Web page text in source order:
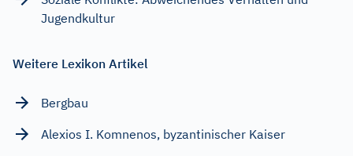
Jugendkultur
Weitere Lexikon Artikel
Bergbau
Alexios I. Komnenos, byzantinischer Kaiser